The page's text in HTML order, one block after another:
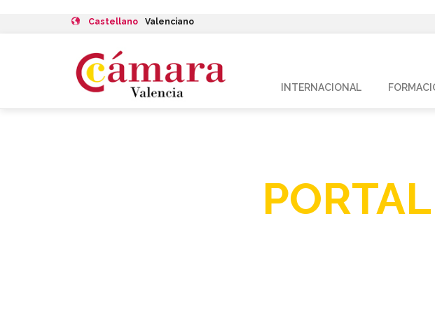
Castellano Valenciano
INTERNACIONAL